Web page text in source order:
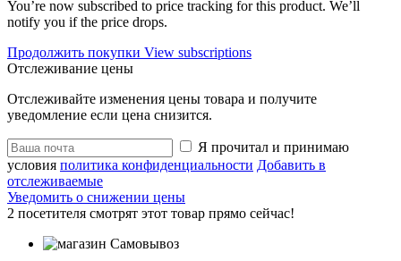
You’re now subscribed to price tracking for this product. We’ll
notify you if the price drops.
Продолжить покупки View subscriptions
Отслеживание цены
Отслеживайте изменения цены товара и получите
уведомление если цена снизится.
Я прочитал и принимаю
условия политика конфиденциальности Добавить в
отслеживаемые
Уведомить о снижении цены
2 посетителя смотрят этот товар прямо сейчас!
Самовывоз